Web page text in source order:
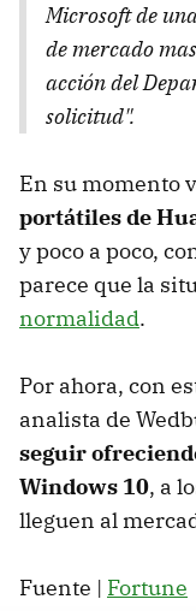
Microsoft de
de mercado
acción del
solicitud".
En su momento
portátiles de
y poco a poco,
parece que la
normalidad.
Por ahora, con
analista de
seguir
Windows 10, a
lleguen al
Fuente | Fortune